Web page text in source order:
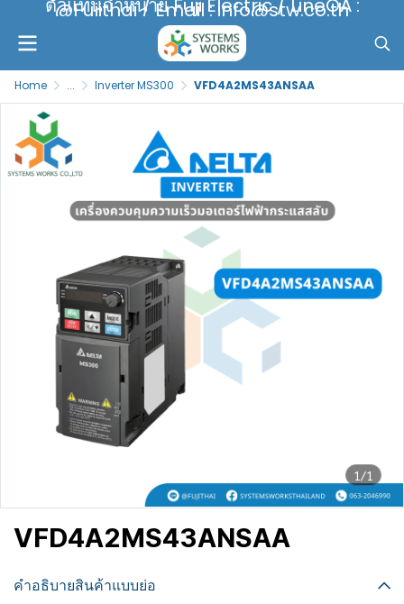
ตัวแทนจำหน่าย Fuji Electric / LineOA :
@Fujithai / Email : info@stw.co.th
Home ... Inverter MS300 VFD4A2MS43ANSAA
1/1
VFD4A2MS43ANSAA
คำอธิบายสินค้าแบบย่อ